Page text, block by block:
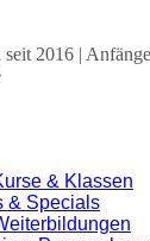
2016 |
& Klassen
& Specials